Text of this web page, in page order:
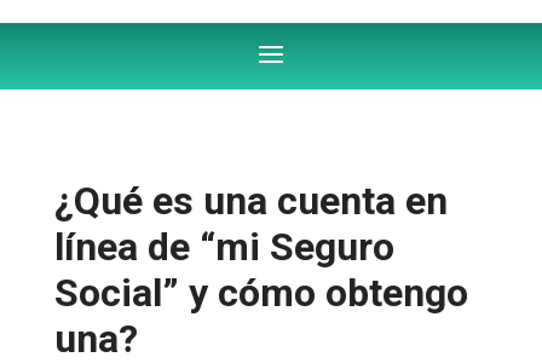
¿Qué es una cuenta en
línea de “mi Seguro
Social” y cómo obtengo
una?